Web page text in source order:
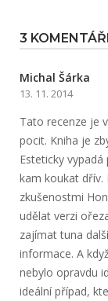
3
Michal Šárka
13. 11. 2014
Tato recenze je
pocit. Kniha je
Esteticky
kam koukat dřív.
zkušenostmi
udělat verzi
zajímat tuna
informace. A
nebylo opravdu
ideální případ,